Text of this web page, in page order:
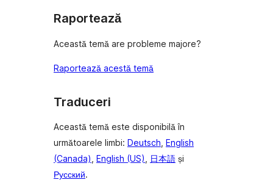
Raportează
Această temă are probleme majore?
Raportează acestă temă
Traduceri
Această temă este disponibilă în
următoarele limbi: Deutsch, English
(Canada), English (US), 日本語 și
Русский.